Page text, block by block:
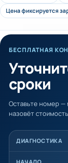
Цена фиксируется
БЕСПЛАТНАЯ
сроки
Оставьте номер —
назовёт
ДИАГНОСТИКА